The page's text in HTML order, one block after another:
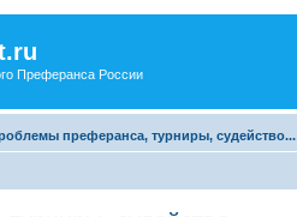
Преферанса России
преферанса, турниры, судейство...